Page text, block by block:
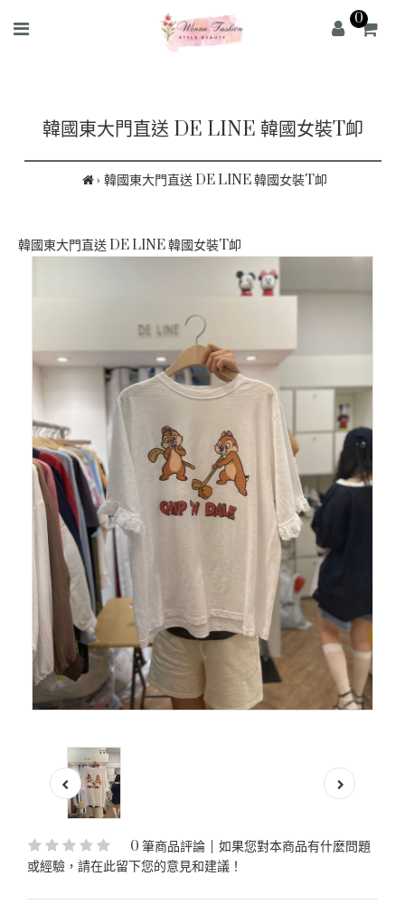
0
韓國東大門直送 DE LINE 韓國女裝T卹
韓國東大門直送 DE LINE 韓國女裝T卹
韓國東大門直送 DE LINE 韓國女裝T卹
0 筆商品評論
如果您對本商品有什麼問題
或經驗，請在此留下您的意見和建議！